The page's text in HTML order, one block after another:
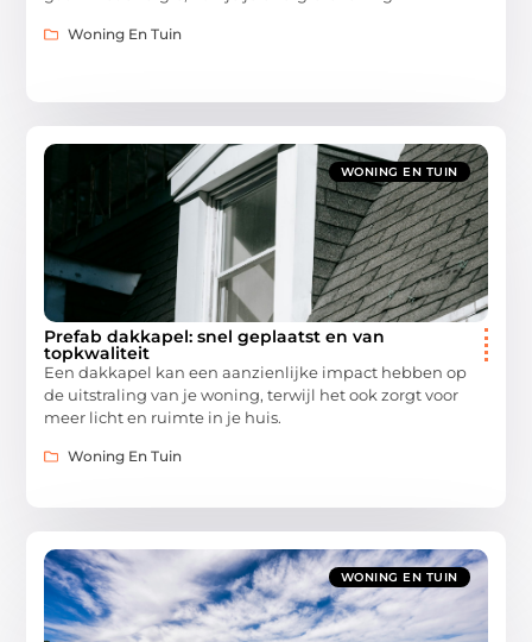
Woning En Tuin
WONING EN TUIN
Prefab dakkapel: snel geplaatst en van
topkwaliteit
Een dakkapel kan een aanzienlijke impact hebben op
de uitstraling van je woning, terwijl het ook zorgt voor
meer licht en ruimte in je huis.
Woning En Tuin
WONING EN TUIN